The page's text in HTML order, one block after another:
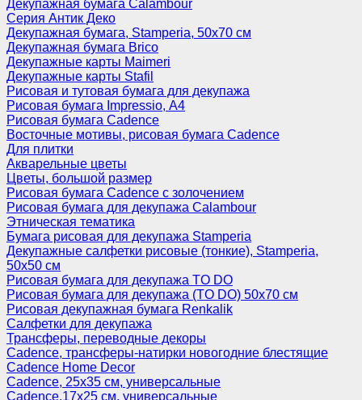
Декупажная бумага Calambour
Серия Антик Деко
Декупажная бумага, Stamperia, 50х70 см
Декупажная бумага Brico
Декупажные карты Maimeri
Декупажные карты Stafil
Рисовая и тутовая бумага для декупажа
Рисовая бумага Impressio, А4
Рисовая бумага Cadence
Восточные мотивы, рисовая бумага Cadence
Для плитки
Акварельные цветы
Цветы, большой размер
Рисовая бумага Cadence c золочением
Рисовая бумага для декупажа Calambour
Этническая тематика
Бумага рисовая для декупажа Stamperia
Декупажные салфетки рисовые (тонкие), Stamperia,
50х50 см
Рисовая бумага для декупажа TO DO
Рисовая бумага для декупажа (TO DO) 50х70 см
Рисовая декупажная бумага Renkalik
Салфетки для декупажа
Трансферы, переводные декоры
Cadence, трансферы-натирки новогодние блестящие
Cadence Home Decor
Cadence, 25х35 см, универсальные
Cadence,17х25 см, универсальные